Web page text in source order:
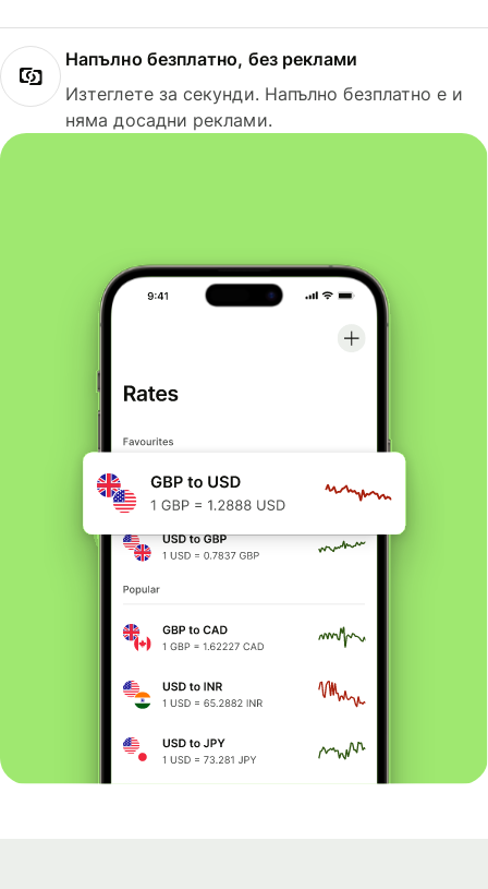
Напълно безплатно, без реклами
Изтеглете за секунди. Напълно безплатно е и
няма досадни реклами.